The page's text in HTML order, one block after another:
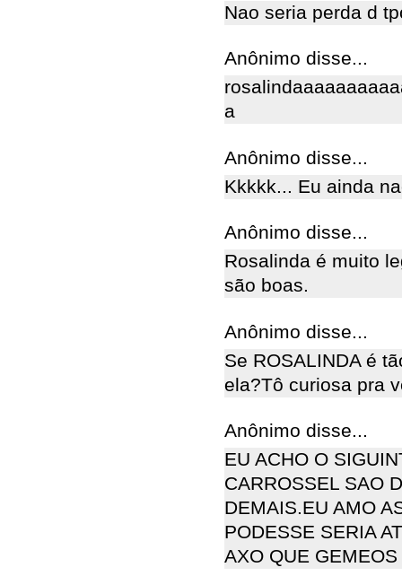
Nao seria perda d
Anônimo disse...
a
Anônimo disse...
Kkkkk... Eu ainda
Anônimo disse...
Rosalinda é muito
são boas.
Anônimo disse...
Se ROSALINDA é
ela?Tô curiosa pra
Anônimo disse...
EU ACHO O
CARROSSEL SAO
DEMAIS.EU AMO
PODESSE SERIA
AXO QUE